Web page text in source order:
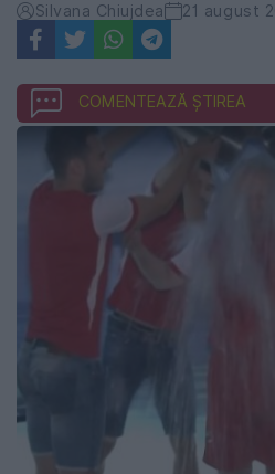
Silvana Chiujdea 21 august
COMENTEAZĂ ȘTIREA